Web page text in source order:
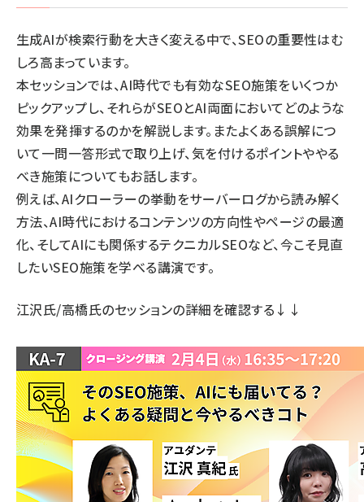
生成AIが検索行動を大きく変える中で、SEOの重要性はむ
しろ高まっています。
本セッションでは、AI時代でも有効なSEO施策をいくつか
ピックアップし、それらがSEOとAI両面においてどのような
効果を発揮するのかを解説します。またよくある誤解につ
いて一問一答形式で取り上げ、気を付けるポイントややる
べき施策についてもお話します。
例えば、AIクローラーの挙動をサーバーログから読み解く
方法、AI時代におけるコンテンツの方向性やページの最適
化、そしてAIにも関係するテクニカルSEOなど、今こそ見直
したいSEO施策を学べる講演です。
江沢氏/高橋氏のセッションの詳細を確認する↓↓